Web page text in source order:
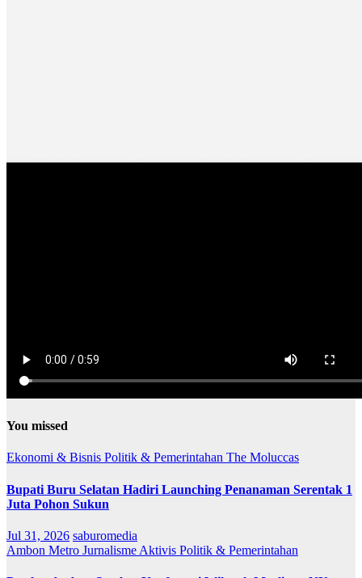
You missed
Ekonomi & Bisnis Politik & Pemerintahan The Moluccas
Bupati Buru Selatan Hadiri Launching Penanaman Serentak 1
Juta Pohon Sukun
Jul 31, 2026 saburomedia
Ambon Metro Jurnalisme Aktivis Politik & Pemerintahan